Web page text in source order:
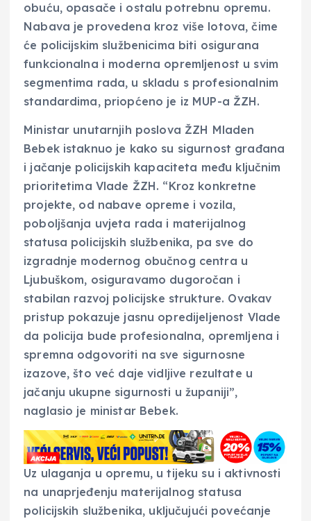
obuću, opasače i ostalu potrebnu opremu.
Nabava je provedena kroz više lotova, čime
će policijskim službenicima biti osigurana
funkcionalna i moderna opremljenost u svim
segmentima rada, u skladu s profesionalnim
standardima, priopćeno je iz MUP-a ŽZH.
Ministar unutarnjih poslova ŽZH Mladen
Bebek istaknuo je kako su sigurnost građana
i jačanje policijskih kapaciteta među ključnim
prioritetima Vlade ŽZH. “Kroz konkretne
projekte, od nabave opreme i vozila,
poboljšanja uvjeta rada i materijalnog
statusa policijskih službenika, pa sve do
izgradnje modernog obučnog centra u
Ljubuškom, osiguravamo dugoročan i
stabilan razvoj policijske strukture. Ovakav
pristup pokazuje jasnu opredijeljenost Vlade
da policija bude profesionalna, opremljena i
spremna odgovoriti na sve sigurnosne
izazove, što već daje vidljive rezultate u
jačanju ukupne sigurnosti u županiji”,
naglasio je ministar Bebek.
Uz ulaganja u opremu, u tijeku su i aktivnosti
na unaprjeđenju materijalnog statusa
policijskih službenika, uključujući povećanje